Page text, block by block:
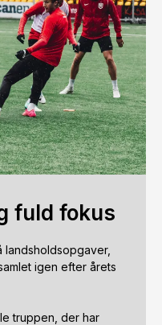
fuld fokus
landsholdsopgaver,
igen efter årets
truppen, der har